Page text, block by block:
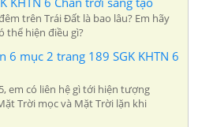
trên Trái Đất là bao lâu? Em hãy
thể hiện điều gì?
6 mục 2 trang 189 SGK KHTN 6
em có liên hệ gì tới hiện tượng
Trời mọc và Mặt Trời lặn khi